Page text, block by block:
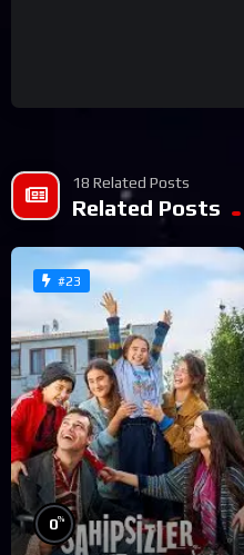
18 Related Posts
Related Posts
#23
0%